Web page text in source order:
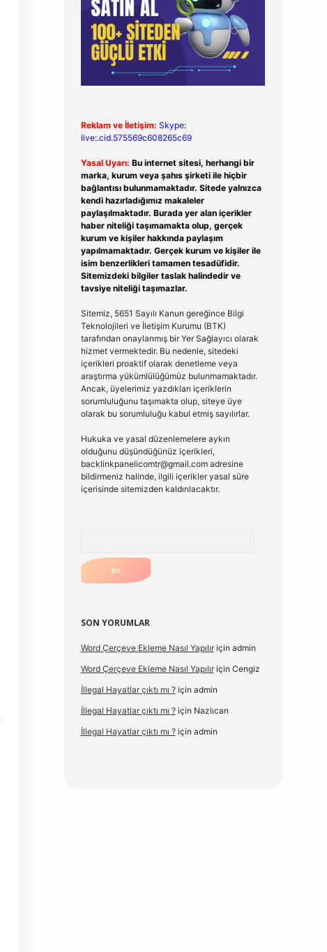
Reklam ve İletişim: Skype:
live:.cid.575569c608265c69
Yasal Uyarı: Bu internet sitesi, herhangi bir
marka, kurum veya şahıs şirketi ile hiçbir
bağlantısı bulunmamaktadır. Sitede yalnızca
kendi hazırladığımız makaleler
paylaşılmaktadır. Burada yer alan içerikler
haber niteliği taşımamakta olup, gerçek
kurum ve kişiler hakkında paylaşım
yapılmamaktadır. Gerçek kurum ve kişiler ile
isim benzerlikleri tamamen tesadüfidir.
Sitemizdeki bilgiler taslak halindedir ve
tavsiye niteliği taşımazlar.
Sitemiz, 5651 Sayılı Kanun gereğince Bilgi
Teknolojileri ve İletişim Kurumu (BTK)
tarafından onaylanmış bir Yer Sağlayıcı olarak
hizmet vermektedir. Bu nedenle, sitedeki
içerikleri proaktif olarak denetleme veya
araştırma yükümlülüğümüz bulunmamaktadır.
Ancak, üyelerimiz yazdıkları içeriklerin
sorumluluğunu taşımakta olup, siteye üye
olarak bu sorumluluğu kabul etmiş sayılırlar.
Hukuka ve yasal düzenlemelere aykırı
olduğunu düşündüğünüz içerikleri,
backlinkpanelicomtr@gmail.comadresine
bildirmeniz halinde, ilgili içerikler yasal süre
içerisinde sitemizden kaldırılacaktır.
SON YORUMLAR
Word Çerçeve Ekleme Nasıl Yapılıriçin admin
Word Çerçeve Ekleme Nasıl Yapılıriçin Cengiz
İllegal Hayatlar çıktı mı ?için admin
İllegal Hayatlar çıktı mı ?için Nazlıcan
İllegal Hayatlar çıktı mı ?için admin